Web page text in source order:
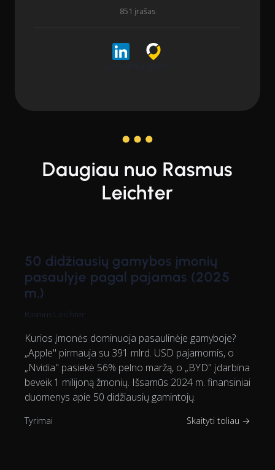
851 įrašas
Daugiau nuo Rasmus
Leichter
50 didžiausių gamybos įmonių
pasaulyje pagal pajamas (2025
m.)
Rasmus Leichter
Kurios įmonės dominuoja pasaulinėje gamyboje?
„Apple" pirmauja su 391 mlrd. USD pajamomis, o
„Nvidia" pasiekė 56% pelno maržą, o „BYD" įdarbina
beveik 1 milijoną žmonių. Išsamūs 2024 m. finansiniai
duomenys apie 50 didžiausių gamintojų.
Tyrimai Skaityti toliau →